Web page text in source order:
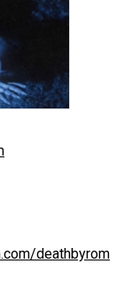
deathbyrom